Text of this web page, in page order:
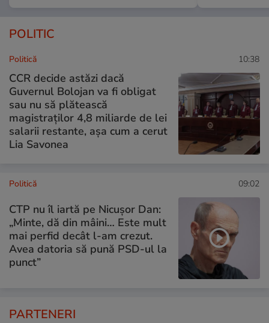
POLITIC
Politică 10:38
CCR decide astăzi dacă
Guvernul Bolojan va fi obligat
sau nu să plătească
magistraților 4,8 miliarde de lei
salarii restante, așa cum a cerut
Lia Savonea
Politică 09:02
CTP nu îl iartă pe Nicușor Dan:
„Minte, dă din mâini… Este mult
mai perfid decât l-am crezut.
Avea datoria să pună PSD-ul la
punct”
PARTENERI